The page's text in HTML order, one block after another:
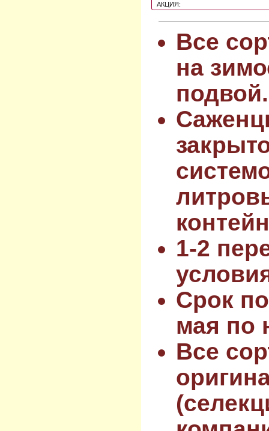
АКЦИЯ:
Все
на
подвой.
1-2
Срок
мая по
Все